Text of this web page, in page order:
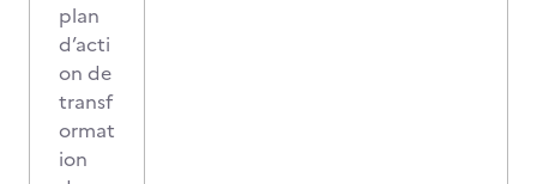
plan
d’acti
on de
transf
ormat
ion